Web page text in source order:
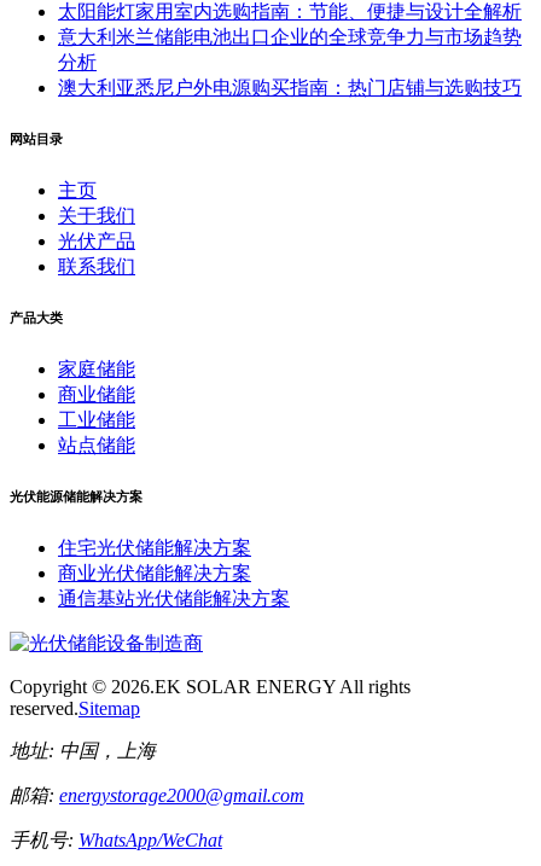
太阳能灯家用室内选购指南：节能、便捷与设计全解析
意大利米兰储能电池出口企业的全球竞争力与市场趋势
分析
澳大利亚悉尼户外电源购买指南：热门店铺与选购技巧
网站目录
主页
关于我们
光伏产品
联系我们
产品大类
家庭储能
商业储能
工业储能
站点储能
光伏能源储能解决方案
住宅光伏储能解决方案
商业光伏储能解决方案
通信基站光伏储能解决方案
Copyright © 2026.EK SOLAR ENERGY All rights
reserved.Sitemap
地址: 中国，上海
邮箱: energystorage2000@gmail.com
手机号: WhatsApp/WeChat